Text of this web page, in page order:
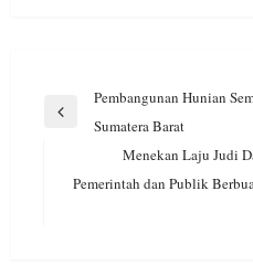
Navigasi
Previous
Pembangunan Hunian
Sumatera Barat
Menekan Laju Judi
Pemerintah dan Publik